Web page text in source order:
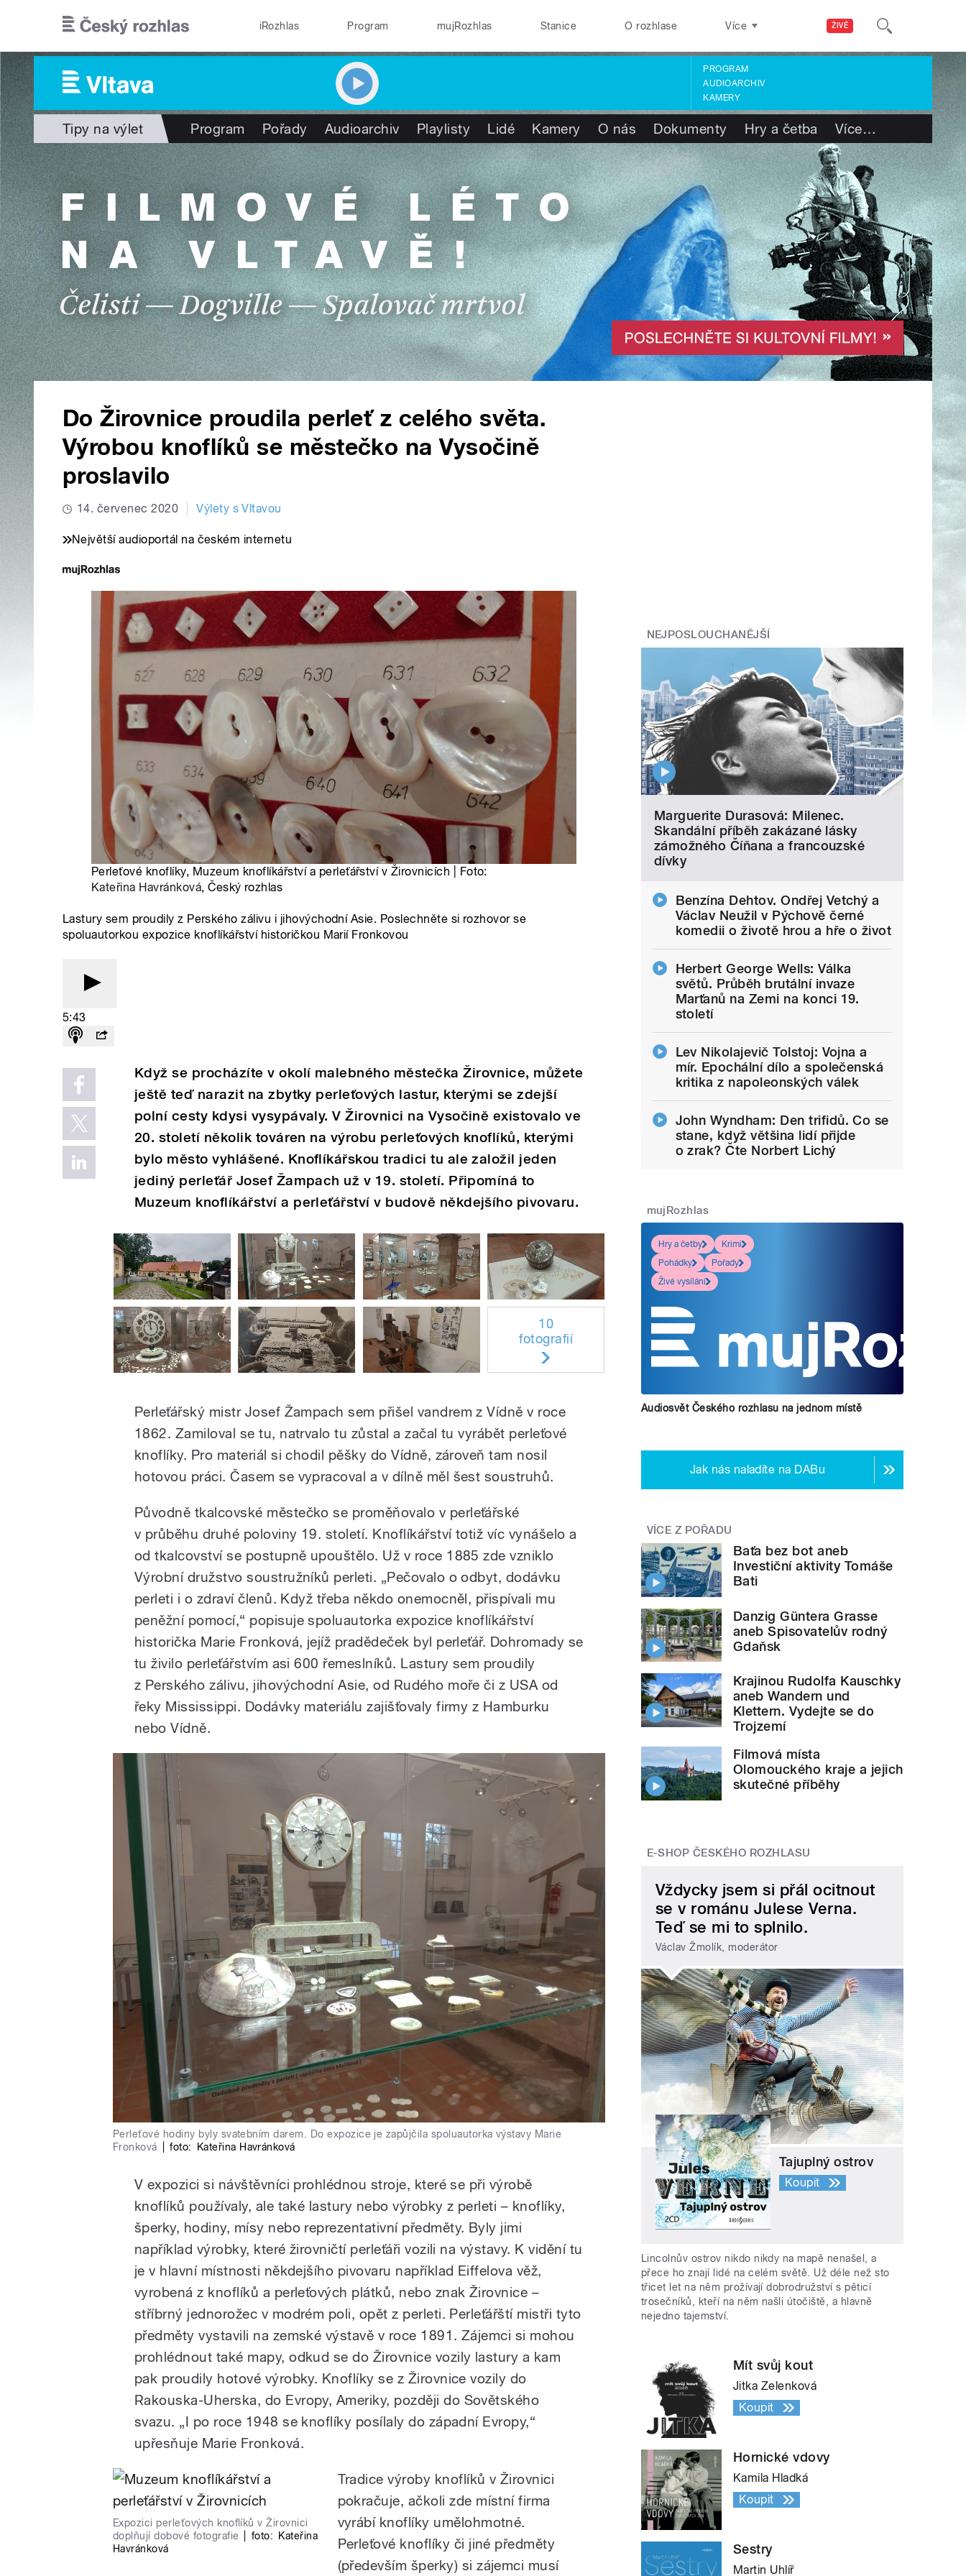
ŽIVĚ
iRozhlas Program mujRozhlas Stanice O rozhlase Více
PROGRAM
AUDIOARCHIV
KAMERY
Tipy na výlet Program Pořady Audioarchiv Playlisty Lidé Kamery O nás Dokumenty Hry a četba Více…
Do Žirovnice proudila perleť z celého světa.
Výrobou knoflíků se městečko na Vysočině
proslavilo
14. červenec 2020 Výlety s Vltavou
Největší audioportál na českém internetu
Perleťové knoflíky, Muzeum knoflíkářství a perleťářství v Žirovnicích | Foto:
Kateřina Havránková, Český rozhlas
Lastury sem proudily z Perského zálivu i jihovýchodní Asie. Poslechněte si rozhovor se
spoluautorkou expozice knoflíkářství historičkou Marií Fronkovou
5:43
Když se procházíte v okolí malebného městečka Žirovnice, můžete
ještě teď narazit na zbytky perleťových lastur, kterými se zdejší
polní cesty kdysi vysypávaly. V Žirovnici na Vysočině existovalo ve
20. století několik továren na výrobu perleťových knoflíků, kterými
bylo město vyhlášené. Knoflíkářskou tradici tu ale založil jeden
jediný perleťář Josef Žampach už v 19. století. Připomíná to
Muzeum knoflíkářství a perleťářství v budově někdejšího pivovaru.
10
fotografií
Perleťářský mistr Josef Žampach sem přišel vandrem z Vídně v roce
1862. Zamiloval se tu, natrvalo tu zůstal a začal tu vyrábět perleťové
knoflíky. Pro materiál si chodil pěšky do Vídně, zároveň tam nosil
hotovou práci. Časem se vypracoval a v dílně měl šest soustruhů.
Původně tkalcovské městečko se proměňovalo v perleťářské
v průběhu druhé poloviny 19. století. Knoflíkářství totiž víc vynášelo a
od tkalcovství se postupně upouštělo. Už v roce 1885 zde vzniklo
Výrobní družstvo soustružníků perleti. „Pečovalo o odbyt, dodávku
perleti i o zdraví členů. Když třeba někdo onemocněl, přispívali mu
peněžní pomocí,“ popisuje spoluautorka expozice knoflíkářství
historička Marie Fronková, jejíž pradědeček byl perleťář. Dohromady se
tu živilo perleťářstvím asi 600 řemeslníků. Lastury sem proudily
z Perského zálivu, jihovýchodní Asie, od Rudého moře či z USA od
řeky Mississippi. Dodávky materiálu zajišťovaly firmy z Hamburku
nebo Vídně.
Perleťové hodiny byly svatebním darem. Do expozice je zapůjčila spoluautorka výstavy Marie
Fronková
foto: Kateřina Havránková
V expozici si návštěvníci prohlédnou stroje, které se při výrobě
knoflíků používaly, ale také lastury nebo výrobky z perleti – knoflíky,
šperky, hodiny, mísy nebo reprezentativní předměty. Byly jimi
například výrobky, které žirovničtí perleťáři vozili na výstavy. K vidění tu
je v hlavní místnosti někdejšího pivovaru například Eiffelova věž,
vyrobená z knoflíků a perleťových plátků, nebo znak Žirovnice –
stříbrný jednorožec v modrém poli, opět z perleti. Perleťářští mistři tyto
předměty vystavili na zemské výstavě v roce 1891. Zájemci si mohou
prohlédnout také mapy, odkud se do Žirovnice vozily lastury a kam
pak proudily hotové výrobky. Knoflíky se z Žirovnice vozily do
Rakouska-Uherska, do Evropy, Ameriky, později do Sovětského
svazu. „I po roce 1948 se knoflíky posílaly do západní Evropy,“
upřesňuje Marie Fronková.
Expozici perleťových knoflíků v Žirovnici
doplňují dobové fotografie
foto:
Kateřina
Havránková
Tradice výroby knoflíků v Žirovnici
pokračuje, ačkoli zde místní firma
vyrábí knoflíky umělohmotné.
Perleťové knoflíky či jiné předměty
(především šperky) si zájemci musí
NEJPOSLOUCHANĚJŠÍ
Marguerite Durasová: Milenec.
Skandální příběh zakázané lásky
zámožného Číňana a francouzské
dívky
Benzína Dehtov. Ondřej Vetchý a
Václav Neužil v Pýchově černé
komedii o životě hrou a hře o život
Herbert George Wells: Válka
světů. Průběh brutální invaze
Marťanů na Zemi na konci 19.
století
Lev Nikolajevič Tolstoj: Vojna a
mír. Epochální dílo a společenská
kritika z napoleonských válek
John Wyndham: Den trifidů. Co se
stane, když většina lidí přijde
o zrak? Čte Norbert Lichý
mujRozhlas
Hry a četby
Krimi
Pohádky
Pořady
Živé vysílání
Audiosvět Českého rozhlasu na jednom místě
Jak nás naladíte na DABu
VÍCE Z POŘADU
Baťa bez bot aneb
Investiční aktivity Tomáše
Bati
Danzig Güntera Grasse
aneb Spisovatelův rodný
Gdaňsk
Krajinou Rudolfa Kauschky
aneb Wandern und
Klettern. Vydejte se do
Trojzemí
Filmová místa
Olomouckého kraje a jejich
skutečné příběhy
E-SHOP ČESKÉHO ROZHLASU
Vždycky jsem si přál ocitnout
se v románu Julese Verna.
Teď se mi to splnilo.
Václav Žmolík, moderátor
Tajuplný ostrov
Koupit
Lincolnův ostrov nikdo nikdy na mapě nenašel, a
přece ho znají lidé na celém světě. Už déle než sto
třicet let na něm prožívají dobrodružství s pěticí
trosečníků, kteří na něm našli útočiště, a hlavně
nejedno tajemství.
Mít svůj kout
Jitka Zelenková
Koupit
Hornické vdovy
Kamila Hladká
Koupit
Sestry
Martin Uhlíř